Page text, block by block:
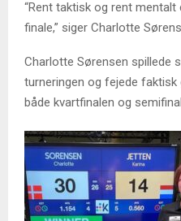
“Rent taktisk og rent
finale,” siger Charlotte
Charlotte Sørensen spillede
turneringen og fejede
både kvartfinalen og